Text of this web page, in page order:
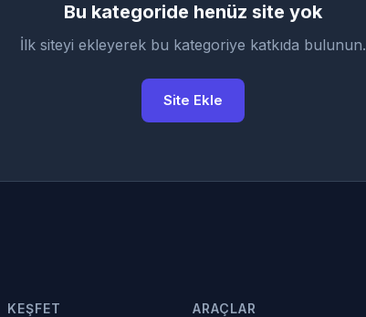
Bu kategoride henüz site yok
İlk siteyi ekleyerek bu kategoriye katkıda bulunun.
Site Ekle
KEŞFET ARAÇLAR